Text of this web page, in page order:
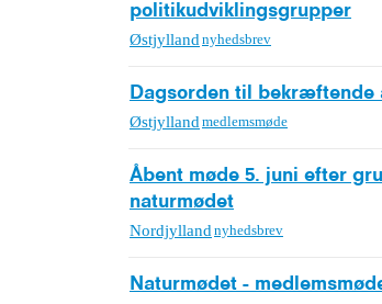
politikudviklingsgrupper
Østjylland nyhedsbrev
Dagsorden til bekræftende
Østjylland medlemsmøde
Åbent møde 5. juni efter
naturmødet
Nordjylland nyhedsbrev
Naturmødet -